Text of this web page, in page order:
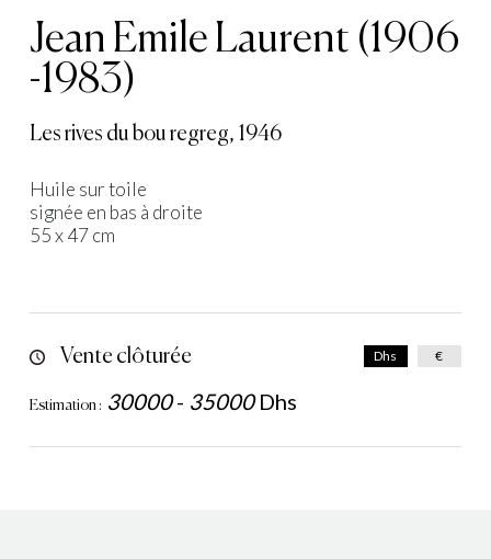
Jean Emile Laurent (1906
-1983)
Les rives du bou regreg, 1946
Huile sur toile
signée en bas à droite
55 x 47 cm
Vente clôturée
Estimation : 30000- 35000 Dhs
Dhs €